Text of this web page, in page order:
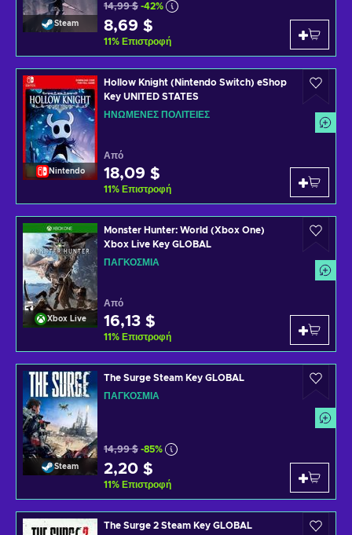
Steam
14,99 $ -42%
8,69 $
11% Επιστροφή
Nintendo
Hollow Knight (Nintendo Switch) eShop
Key UNITED STATES
ΗΝΩΜΈΝΕΣ ΠΟΛΙΤΕΊΕΣ
Από
18,09 $
11% Επιστροφή
Xbox Live
Monster Hunter: World (Xbox One)
Xbox Live Key GLOBAL
ΠΑΓΚΌΣΜΙΑ
Από
16,13 $
11% Επιστροφή
Steam
The Surge Steam Key GLOBAL
ΠΑΓΚΌΣΜΙΑ
14,99 $ -85%
2,20 $
11% Επιστροφή
The Surge 2 Steam Key GLOBAL